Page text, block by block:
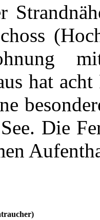
hat
Die